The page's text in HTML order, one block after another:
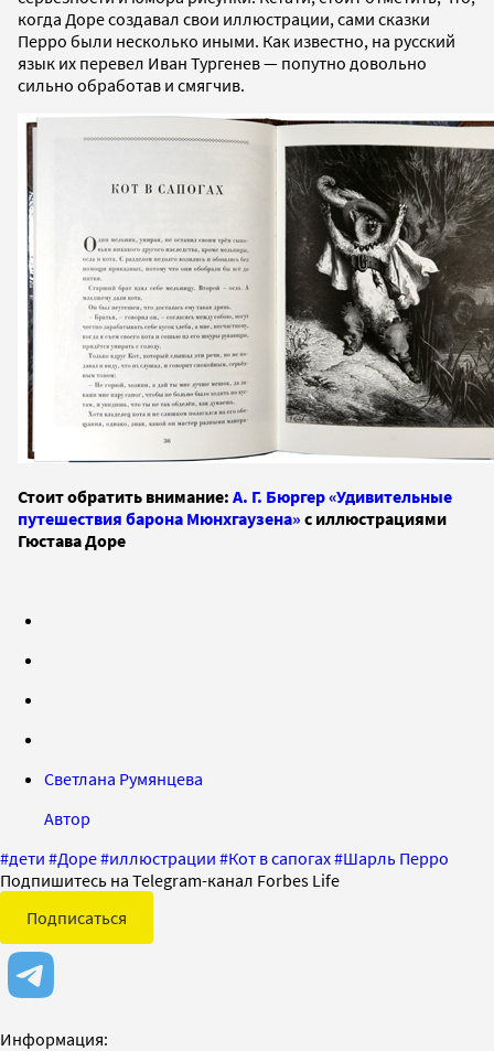
когда Доре создавал свои иллюстрации, сами сказки
Перро были несколько иными. Как известно, на русский
язык их перевел Иван Тургенев — попутно довольно
сильно обработав и смягчив.
Стоит обратить внимание: А. Г. Бюргер «Удивительные
путешествия барона Мюнхгаузена» с иллюстрациями
Гюстава Доре
Светлана Румянцева
Автор
#дети #Доре#иллюстрации #Кот в сапогах#Шарль Перро
Подпишитесь на Telegram-канал Forbes Life
Подписаться
Информация: